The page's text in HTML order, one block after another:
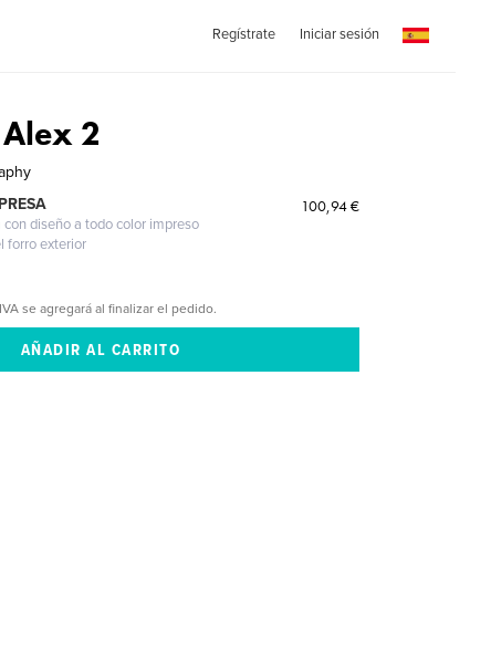
Regístrate Iniciar sesión
2
diseño a todo color impreso
forro exterior
100,94 €
se agregará al finalizar el pedido.